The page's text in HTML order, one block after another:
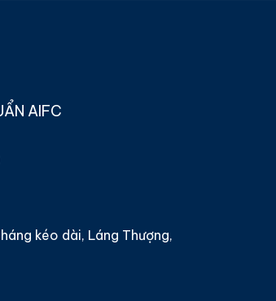
AIFC
kéo dài, Láng Thượng,